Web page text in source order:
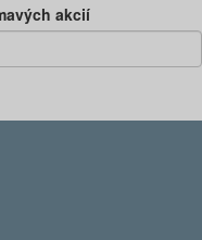
akcií